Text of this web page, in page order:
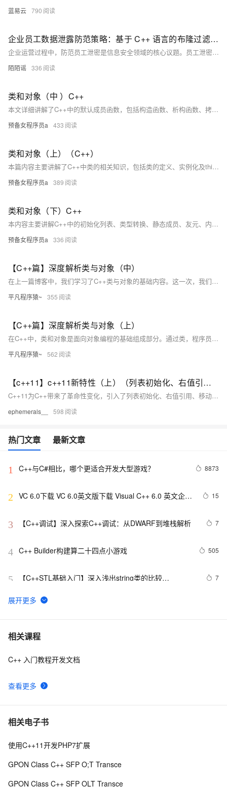
蓝易云 790
企业员工数据泄露防范策略：基于 C++ 语言的布隆过滤器算法剖析[如何防止员工泄密]
企业运营过程中，防范员工泄密是信息安全领域的核心议题。员工泄密可能致使企业核心数据、商业机密等关键资产的流失，进而给企业造成严重损失。为应对这一挑战，借助恰当的数据结构与算法成为强化信息防护的有效路径。本文专注于 C++ 语言中的布隆过滤器算法，深入探究其在防范员工泄密场景中的应用。
陌陌谣 336
类和对象（中 ）C++
本文详细讲解了C++中的默认成员函数，包括构造函数、析构函数、拷贝构造函数、赋值运算符重载和取地址运算符重载等内容。重点分析了各函数的特点、使用场景及相互关系，如构造函数的主要任务是初始化对象，而非创建空间；析构函数用于清理资源；拷贝构造与赋值运算符的区别在于前者用于创建新对象，后者用于已存在的对象赋值。同时，文章还探讨了运算符重载的规则及其应用场景，并通过实例加深理解。最后强调，若类中存在资源管理，需显式定义拷贝构造和赋值运算符以避免浅拷贝问题。
预备女程序员a 433
类和对象（上）（C++）
本篇内容主要讲解了C++中类的相关知识，包括类的定义、实例化及this指针的作用。详细说明了类的定义格式、成员函数默认为inline、访问限定符（public、protected、private）的使用规则，以及class与struct的区别。同时分析了类实例化的概念，对象大小的计算规则和内存对齐原则。最后介绍了this指针的工作机制，解释了成员函数如何通过隐含的this指针区分不同对象的数据。这些知识点帮助我们更好地理解C++中类的封装性和对象的实现原理。
预备女程序员a 389
类和对象（下）C++
本内容主要讲解C++中的初始化列表、类型转换、静态成员、友元、内部类、匿名对象及对象拷贝时的编译器优化。初始化列表用于成员变量定义初始化，尤其对引用、const及无默认构造函数的类类型变量至关重要。类型转换中，`explicit`可禁用隐式转换。静态成员属类而非对象，受访问限定符约束。内部类是独立类，可增强封装性。匿名对象生命周期短，常用于临时场景。编译器会优化对象拷贝以提高效率。最后，鼓励大家通过重复练习提升技能！
预备女程序员a 336
【C++篇】深度解析类与对象（中）
在上一篇博客中，我们学习了C++类与对象的基础内容。这一次，我们将深入探讨C++类的关键特性，包括构造函数、析构函数、拷贝构造函数、赋值运算符重载、以及取地址运算符的重载。这些内容是理解面向对象编程的关键，也帮助我们更好地掌握C++内存管理的细节和编码的高级技巧。
平凡程序猿~ 355
【C++篇】深度解析类与对象（上）
在C++中，类和对象是面向对象编程的基础组成部分。通过类，程序员可以对现实世界的实体进行模拟和抽象。类的基本概念包括成员变量、成员函数、访问控制等。本篇博客将介绍C++类与对象的基础知识，为后续学习打下良好的基础。
平凡程序猿~ 562
【c++11】c++11新特性（上）（列表初始化、右值引用和移动语义、类的新默认成员函数、lambda表达式）
C++11为C++带来了革命性变化，引入了列表初始化、右值引用、移动语义、类的新默认成员函数和lambda表达式等特性。列表初始化统一了对象初始化方式，initializer_list简化了容器多元素初始化；右值引用和移动语义优化了资源管理，减少拷贝开销；类新增移动构造和移动赋值函数提升性能；lambda表达式提供匿名函数对象，增强代码简洁性和灵活性。这些特性共同推动了现代C++编程的发展，提升了开发效率与程序性能。
ephemerals__ 598
热门文章 最新文章
1 C++与C#相比，哪个更适合开发大型游戏？ 8873
2 VC 6.0下载 VC 6.0英文版下载 Visual C++ 6.0 英文企业
15
3 【C++调试】深入探索C++调试：从DWARF到堆栈解析 7
4 C++ Builder构建算二十四点小游戏 505
5
【C++STL基础入门】深入浅出string类的比较
7
6
C++之MFC制作简单计算器（VS2019实现），附带完整
7 【C/C++】用格雷戈里公式求π
8 设计模式C++学习笔记之十六（Observer观察者模式）
9 Qt C++ 扫码枪使用数据处理
10
C++26的改进
相关课程
查看更多
C++ 入门教程开发文档
相关电子书
使用C++11开发PHP7扩展
GPON Class C++ SFP O;T Transce
GPON Class C++ SFP OLT Transce